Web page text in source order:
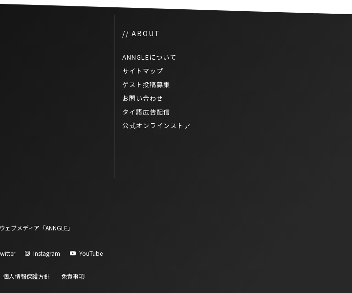
// ABOUT
ANNGLEについて
サイトマップ
ゲスト投稿募集
お問い合わせ
タイ語広告配信
公式オンラインストア
Instagram YouTube
個人情報保護方針 免責事項